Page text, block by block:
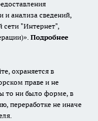
и анализа сведений,
сети "Интернет",
Подробнее
охраняется в
праве и не
то ни было форме, в
переработке не иначе